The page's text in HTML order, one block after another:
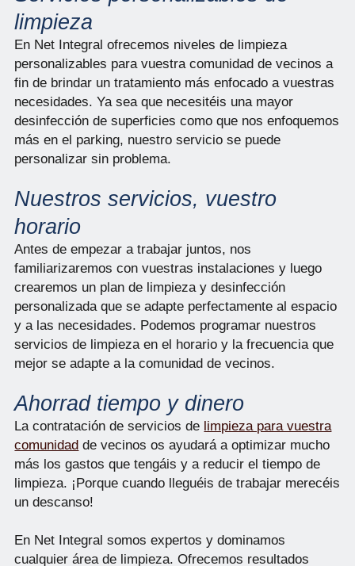
limpieza
En Net Integral ofrecemos niveles de limpieza
personalizables para vuestra comunidad de vecinos a
fin de brindar un tratamiento más enfocado a vuestras
necesidades. Ya sea que necesitéis una mayor
desinfección de superficies como que nos enfoquemos
más en el parking, nuestro servicio se puede
personalizar sin problema.
Nuestros servicios, vuestro
horario
Antes de empezar a trabajar juntos, nos
familiarizaremos con vuestras instalaciones y luego
crearemos un plan de limpieza y desinfección
personalizada que se adapte perfectamente al espacio
y a las necesidades. Podemos programar nuestros
servicios de limpieza en el horario y la frecuencia que
mejor se adapte a la comunidad de vecinos.
Ahorrad tiempo y dinero
La contratación de servicios de limpieza para vuestra
comunidad de vecinos os ayudará a optimizar mucho
más los gastos que tengáis y a reducir el tiempo de
limpieza. ¡Porque cuando lleguéis de trabajar merecéis
un descanso!
En Net Integral somos expertos y dominamos
cualquier área de limpieza. Ofrecemos resultados